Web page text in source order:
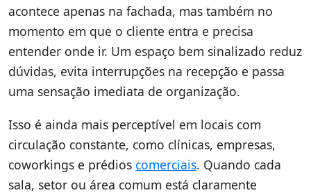
acontece apenas na fachada, mas também no
momento em que o cliente entra e precisa
entender onde ir. Um espaço bem sinalizado reduz
dúvidas, evita interrupções na recepção e passa
uma sensação imediata de organização.
Isso é ainda mais perceptível em locais com
circulação constante, como clínicas, empresas,
coworkings e prédios comerciais. Quando cada
sala, setor ou área comum está claramente